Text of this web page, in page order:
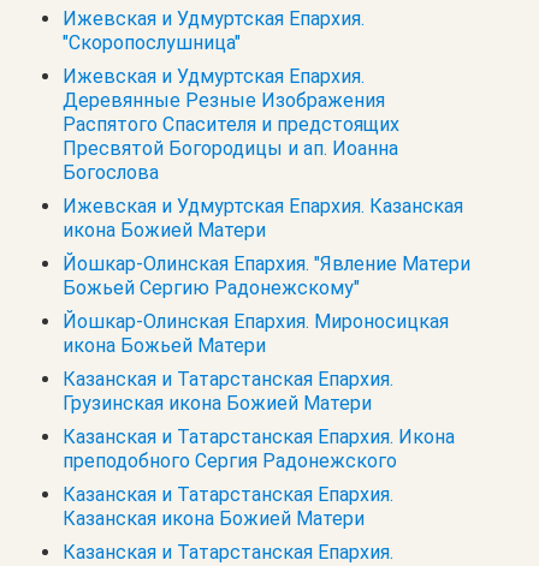
Ижевская и Удмуртская Епархия.
"Скоропослушница"
Ижевская и Удмуртская Епархия.
Деревянные Резные Изображения
Распятого Спасителя и предстоящих
Пресвятой Богородицы и ап. Иоанна
Богослова
Ижевская и Удмуртская Епархия. Казанская
икона Божией Матери
Йошкар-Олинская Епархия. "Явление Матери
Божьей Сергию Радонежскому"
Йошкар-Олинская Епархия. Мироносицкая
икона Божьей Матери
Казанская и Татарстанская Епархия.
Грузинская икона Божией Матери
Казанская и Татарстанская Епархия. Икона
преподобного Сергия Радонежского
Казанская и Татарстанская Епархия.
Казанская икона Божией Матери
Казанская и Татарстанская Епархия.